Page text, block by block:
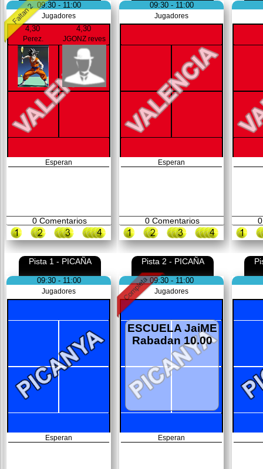
09:30 - 11:00
Jugadores
4,30
Perez.
4,30
JGONZ reves
Esperan
0Comentarios
09:30 - 11:00
Jugadores
Esperan
0Comentarios 0
Pista 1 - PICAÑA
09:30 - 11:00
Jugadores
Esperan
Pista 2 - PICAÑA
09:30 - 11:00
Jugadores
ESCUELA JaiME
Rabadan 10.00
Esperan